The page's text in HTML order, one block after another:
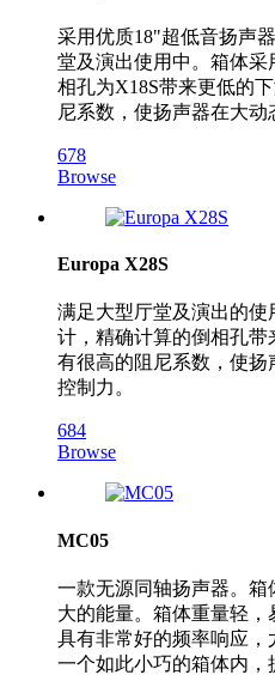
采用优质18"超低音扬声
堂及演出使用中。箱体采
相孔为X18S带来更低的
尼系数，使扬声器在大动
678
Browse
Europa X28S
满足大型厅堂及演出的
计，精确计算的倒相孔
有很高的阻尼系数，使
控制力。
684
Browse
MC05
一款无源同轴扬声器。
大的能量。箱体重量轻
具有非常好的频率响应
一个如此小巧的箱体内，